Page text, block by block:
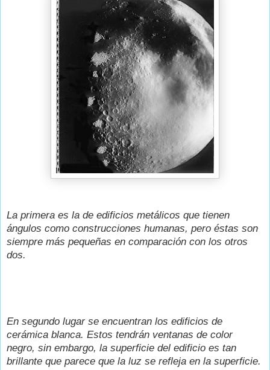
La primera es la de edificios metálicos que tienen
ángulos como construcciones humanas, pero éstas son
siempre más pequeñas en comparación con los otros
dos.
En segundo lugar se encuentran los edificios de
cerámica blanca. Estos tendrán ventanas de color
negro, sin embargo, la superficie del edificio es tan
brillante que parece que la luz se refleja en la superficie.